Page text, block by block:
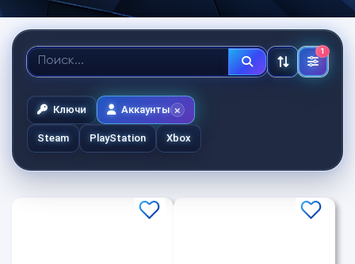
1
Ключи Аккаунты
Steam PlayStation Xbox